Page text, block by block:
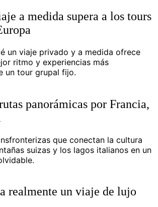
a medida supera a los tours
un viaje privado y a medida ofrece
ritmo y experiencias más
un tour grupal fijo.
panorámicas por Francia,
que conectan la cultura
suizas y los lagos italianos en un
realmente un viaje de lujo